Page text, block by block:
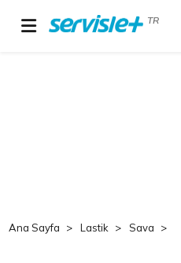
TR
Ana Sayfa Lastik Sava